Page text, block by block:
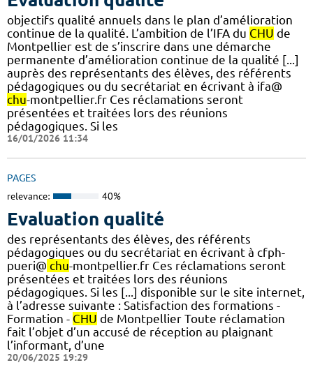
objectifs qualité annuels dans le plan d’amélioration
continue de la qualité. L’ambition de l’IFA du CHU de
Montpellier est de s’inscrire dans une démarche
permanente d’amélioration continue de la qualité [...]
auprès des représentants des élèves, des référents
pédagogiques ou du secrétariat en écrivant à ifa@
chu-montpellier.fr Ces réclamations seront
présentées et traitées lors des réunions
pédagogiques. Si les
16/01/2026 11:34
PAGES
relevance: 40%
Evaluation qualité
des représentants des élèves, des référents
pédagogiques ou du secrétariat en écrivant à cfph-
pueri@ chu-montpellier.fr Ces réclamations seront
présentées et traitées lors des réunions
pédagogiques. Si les [...] disponible sur le site internet,
à l’adresse suivante : Satisfaction des formations -
Formation - CHU de Montpellier Toute réclamation
fait l’objet d’un accusé de réception au plaignant
l’informant, d’une
20/06/2025 19:29